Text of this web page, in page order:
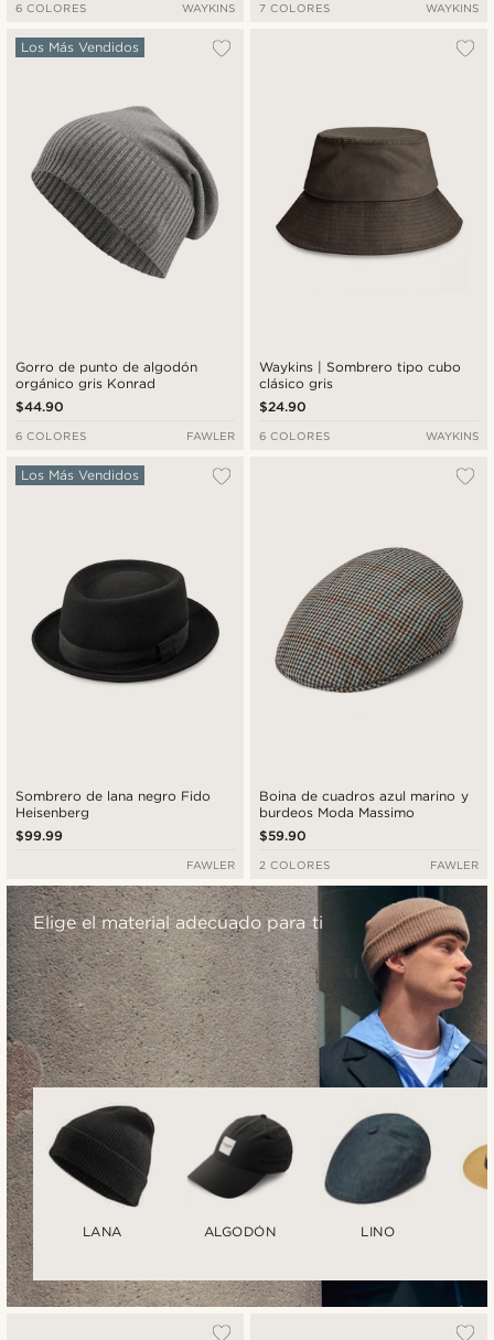
6 COLORES WAYKINS 7 COLORES WAYKINS
Gorro de punto de algodón
orgánico gris Konrad
Los Más Vendidos
$44.90
6 COLORES FAWLER
Waykins | Sombrero tipo cubo
clásico gris
$24.90
6 COLORES WAYKINS
Sombrero de lana negro Fido
Heisenberg
Los Más Vendidos
$99.99
FAWLER
Boina de cuadros azul marino y
burdeos Moda Massimo
$59.90
2 COLORES FAWLER
Elige el material adecuado para ti
LANA ALGODÓN LINO